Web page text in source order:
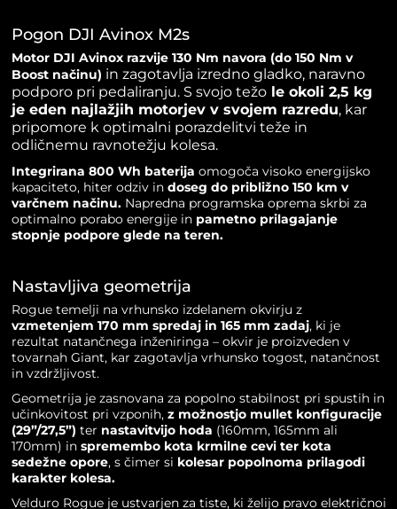
Pogon DJI Avinox M2s
Motor DJI Avinox razvije 130 Nm navora (do 150 Nm v
Boost načinu) in zagotavlja izredno gladko, naravno
podporo pri pedaliranju. S svojo težole okoli 2,5 kg
je eden najlažjih motorjev v svojem razredu, kar
pripomore k optimalni porazdelitvi teže in
odličnemu ravnotežju kolesa.
Integrirana 800 Wh baterija omogoča visoko energijsko
kapaciteto, hiter odziv indoseg do približno 150 km v
varčnem načinu.Napredna programska oprema skrbi za
optimalno porabo energije inpametno prilagajanje
stopnje podpore glede na teren.
Nastavljiva geometrija
Rogue temelji na vrhunsko izdelanem okvirju z
vzmetenjem 170 mm spredaj in 165 mm zadaj, ki je
rezultat natančnega inženiringa – okvir je proizveden v
tovarnah Giant, kar zagotavlja vrhunsko togost, natančnost
in vzdržljivost.
Geometrija je zasnovana za popolno stabilnost pri spustih in
učinkovitost pri vzponih, z možnostjo mullet konfiguracije
(29”/27,5”) ter nastavitvijo hoda (160mm, 165mm ali
170mm) in spremembo kota krmilne cevi ter kota
sedežne opore, s čimer si kolesar popolnoma prilagodi
karakter kolesa.
Velduro Rogue je ustvarjen za tiste, ki želijo pravo električnoi